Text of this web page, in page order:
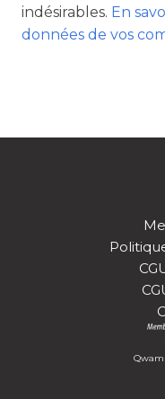
indésirables. En
données de vos